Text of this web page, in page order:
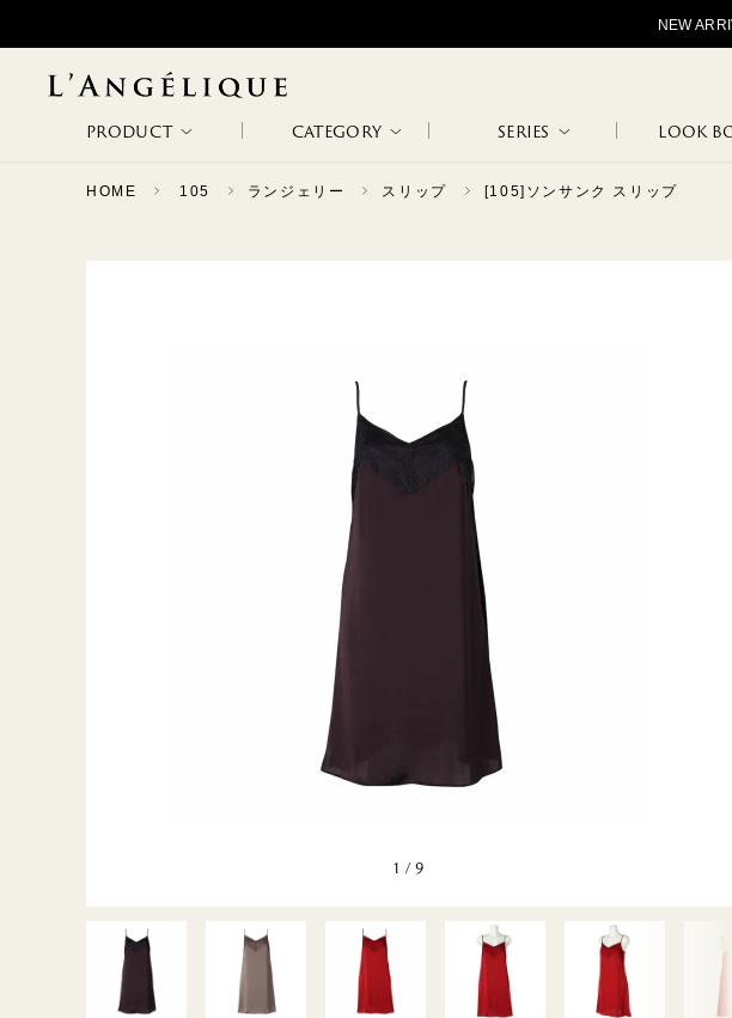
NEW
PRODUCT CATEGORY SERIES LOOK
CAMISOLE
HOME 105 ランジェリー スリップ [105]ソンサンク スリップ
1 /9